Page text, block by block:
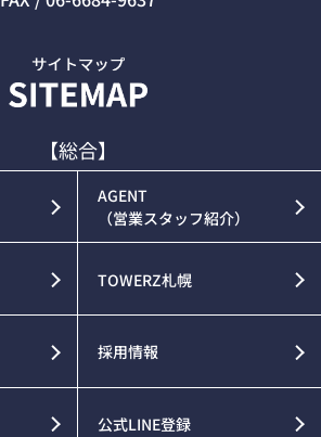
【総合】
AGENT
（営業スタッフ紹介）
TOWERZ札幌
採用情報
公式LINE登録